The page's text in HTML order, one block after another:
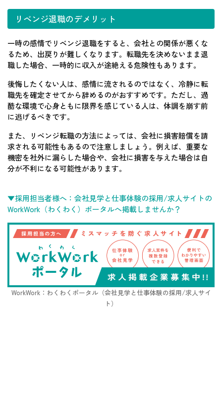
リベンジ退職のデメリット
一時の感情でリベンジ退職をすると、会社との関係が悪くな
るため、出戻りが難しくなります。転職先を決めないまま退
職した場合、一時的に収入が途絶える危険性もあります。
後悔したくない人は、感情に流されるのではなく、冷静に転
職先を確定させてから辞めるのがおすすめです。ただし、過
酷な環境で心身ともに限界を感じている人は、体調を崩す前
に逃げるべきです。
また、リベンジ転職の方法によっては、会社に損害賠償を請
求される可能性もあるので注意しましょう。例えば、重要な
機密を社外に漏らした場合や、会社に損害を与えた場合は自
分が不利になる可能性があります。
▼採用担当者様へ：会社見学と仕事体験の採用/求人サイトの
WorkWork（わくわく）ポータルへ掲載しませんか？
WorkWork：わくわくポータル（会社見学と仕事体験の採用/求人サイ
ト）